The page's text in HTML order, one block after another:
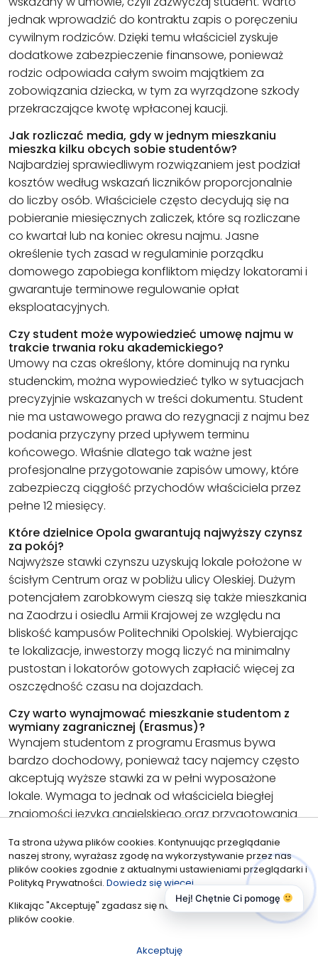
jednak wprowadzić do kontraktu zapis o poręczeniu
cywilnym rodziców. Dzięki temu właściciel zyskuje
dodatkowe zabezpieczenie finansowe, ponieważ
rodzic odpowiada całym swoim majątkiem za
zobowiązania dziecka, w tym za wyrządzone szkody
przekraczające kwotę wpłaconej kaucji.
Jak rozliczać media, gdy w jednym mieszkaniu
mieszka kilku obcych sobie studentów?
Najbardziej sprawiedliwym rozwiązaniem jest podział
kosztów według wskazań liczników proporcjonalnie
do liczby osób. Właściciele często decydują się na
pobieranie miesięcznych zaliczek, które są rozliczane
co kwartał lub na koniec okresu najmu. Jasne
określenie tych zasad w regulaminie porządku
domowego zapobiega konfliktom między lokatorami i
gwarantuje terminowe regulowanie opłat
eksploatacyjnych.
Czy student może wypowiedzieć umowę najmu w
trakcie trwania roku akademickiego?
Umowy na czas określony, które dominują na rynku
studenckim, można wypowiedzieć tylko w sytuacjach
precyzyjnie wskazanych w treści dokumentu. Student
nie ma ustawowego prawa do rezygnacji z najmu bez
podania przyczyny przed upływem terminu
końcowego. Właśnie dlatego tak ważne jest
profesjonalne przygotowanie zapisów umowy, które
zabezpieczą ciągłość przychodów właściciela przez
pełne 12 miesięcy.
Które dzielnice Opola gwarantują najwyższy czynsz
za pokój?
Najwyższe stawki czynszu uzyskują lokale położone w
ścisłym Centrum oraz w pobliżu ulicy Oleskiej. Dużym
potencjałem zarobkowym cieszą się także mieszkania
na Zaodrzu i osiedlu Armii Krajowej ze względu na
bliskość kampusów Politechniki Opolskiej. Wybierając
te lokalizacje, inwestorzy mogą liczyć na minimalny
pustostan i lokatorów gotowych zapłacić więcej za
oszczędność czasu na dojazdach.
Czy warto wynajmować mieszkanie studentom z
wymiany zagranicznej (Erasmus)?
Wynajem studentom z programu Erasmus bywa
bardzo dochodowy, ponieważ tacy najemcy często
akceptują wyższe stawki za w pełni wyposażone
lokale. Wymaga to jednak od właściciela biegłej
znajomości języka angielskiego oraz przygotowania
wynająć mieszkanie studentom w Opoluz tej grupy,
należy pamiętać o krótszych okresach najmu,
zazwyczaj obejmujących tylko jeden semestr.
inwestowanie w nieruchomości
rynek nieruchomości opole
Ta strona używa plików cookies. Kontynuując przeglądanie
naszej strony, wyrażasz zgodę na wykorzystywanie przez nas
plików cookies zgodnie z aktualnymi ustawieniami przeglądarki i
Polityką Prywatności. Dowiedz się więcej
Klikając "Akceptuję" zgadasz się na wykorzystywanie przez nas
plików cookie.
Akceptuję
Hej! Chętnie Ci pomogę